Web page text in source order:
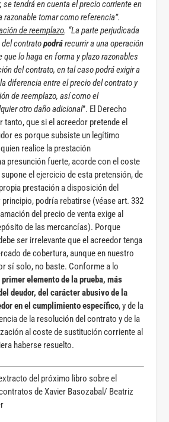
se tendrá en cuenta el precio corriente en
razonable tomar como referencia”.
de reemplazo. “La parte perjudicada
del contratopodrárecurrir a una operación
que lo haga en forma y plazo razonables
del contrato, en tal caso podrá exigir a
diferencia entre el precio del contrato y
de reemplazo, así como el
otro daño adicional”. El Derecho
tanto, que si el acreedor pretende el
es porque subsiste un legítimo
realice la prestación
presunción fuerte, acorde con el coste
el ejercicio de esta pretensión, de
prestación a disposición del
podría rebatirse (véase art. 332
del precio de venta exige al
de las mercancías). Porque
ser irrelevante que el acreedor tenga
de cobertura, aunque en nuestro
sí solo, no baste. Conforme a lo
primer elemento de la prueba, más
deudor, del carácter abusivo de la
en el cumplimiento específico, y de la
de la resolución del contrato y de la
al coste de sustitución corriente al
haberse resuelto.
del próximo libro sobre el
de Xavier Basozabal/ Beatriz